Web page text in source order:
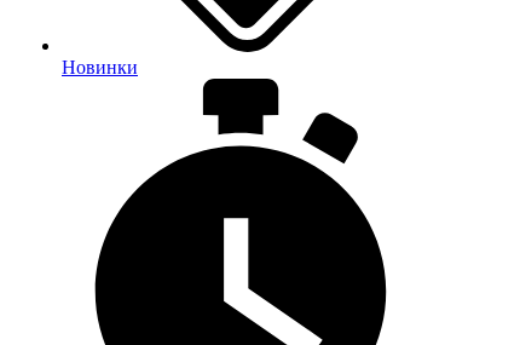
Новинки